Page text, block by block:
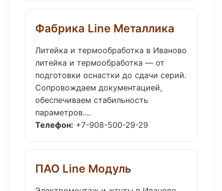
Фабрика Line Металлика
Литейка и термообработка в Иваново
литейка и термообработка — от
подготовки оснастки до сдачи серий.
Сопровождаем документацией,
обеспечиваем стабильность
параметров....
Телефон: +7-908-500-29-29
ПАО Line Модуль